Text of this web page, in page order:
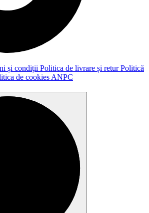
și condiții Politica de livrare și returPolitică
de cookies ANPC